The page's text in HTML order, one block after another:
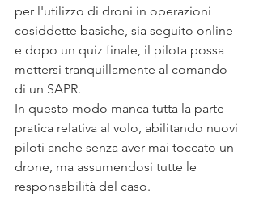
per l'utilizzo di droni in operazioni
cosiddette basiche, sia seguito online
e dopo un quiz finale, il pilota possa
mettersi tranquillamente al comando
di un SAPR.
In questo modo manca tutta la parte
pratica relativa al volo, abilitando nuovi
piloti anche senza aver mai toccato un
drone, ma assumendosi tutte le
responsabilità del caso.